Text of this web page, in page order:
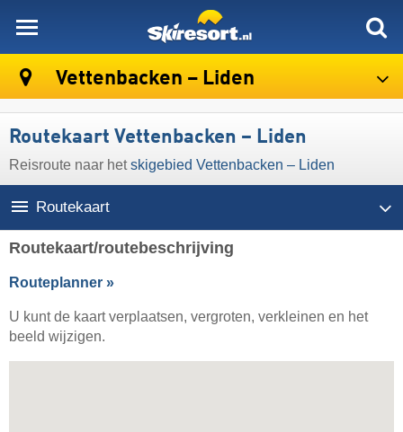
Vettenbacken – Liden
Routekaart Vettenbacken – Liden
Reisroute naar hetskigebied Vettenbacken – Liden
Routekaart
Routekaart/routebeschrijving
Routeplanner »
U kunt de kaart verplaatsen, vergroten, verkleinen en het
beeld wijzigen.